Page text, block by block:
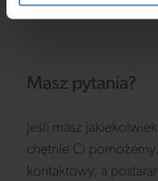
Masz pytania?
Jeśli masz
chętnie Ci
kontaktowy, a